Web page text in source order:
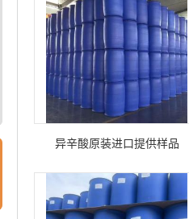
异辛酸原装进口提供样品